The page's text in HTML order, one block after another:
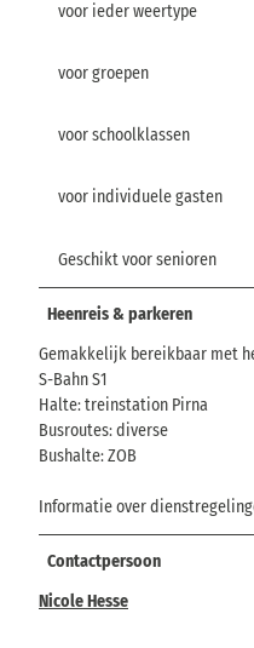
voor ieder weertype
voor groepen
voor schoolklassen
voor individuele gasten
Geschikt voor senioren
Heenreis & parkeren
Gemakkelijk bereikbaar met
S-Bahn S1
Halte: treinstation Pirna
Busroutes: diverse
Bushalte: ZOB
Informatie over
Contactpersoon
Nicole Hesse